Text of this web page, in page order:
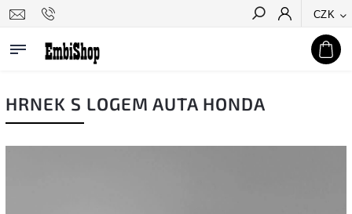
CZK
Hledat
HRNEK S LOGEM AUTA HONDA